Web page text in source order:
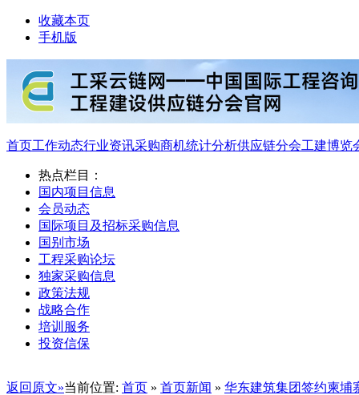
收藏本页
手机版
首页工作动态行业资讯采购商机统计分析供应链分会工建博览
热点栏目：
国内项目信息
会员动态
国际项目及招标采购信息
国别市场
工程采购论坛
独家采购信息
政策法规
战略合作
培训服务
投资信保
返回原文»当前位置: 首页 » 首页新闻 » 华东建筑集团签约柬埔